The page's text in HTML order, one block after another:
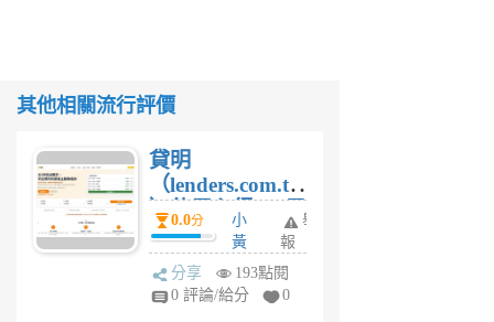
其他相關流行評價
貸明
（lenders.com.tw
）使用心得 — 民
間貸款比較平台
體驗
0.0分
小
黃
蜂
1
舉
報
分享
193點閱
0 評論/給分
0